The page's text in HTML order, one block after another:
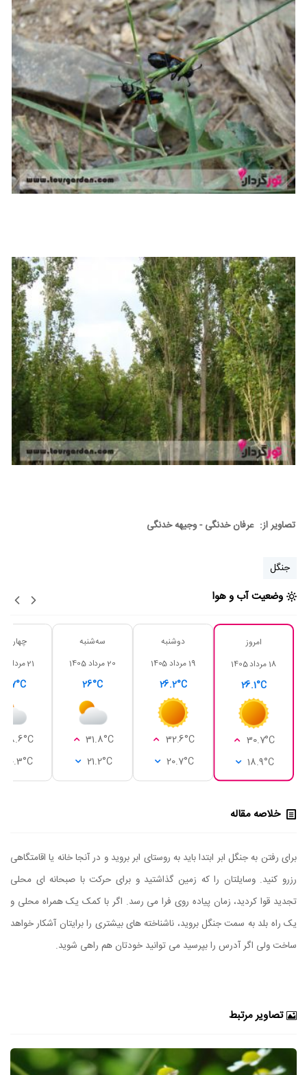
تصاویر از: عرفان خدنگی - وجیهه خدنگی
جنگل
وضعیت آب و هوا
امروز
18 مرداد 1405
26.1°C
30.7°C
18.9°C
دوشنبه
19 مرداد 1405
26.2°C
32.6°C
20.7°C
سه‌شنبه
20 مرداد 1405
26°C
31.8°C
21.2°C
21 مرداد 1405
28.6°C
20.3°C
خلاصه مقاله
برای رفتن به جنگل ابر ابتدا باید به روستای ابر بروید و در آنجا خانه یا اقامتگاهی
رزرو کنید. وسایلتان را که زمین گذاشتید و برای حرکت با صبحانه ای محلی
تجدید قوا کردید، زمان پیاده روی فرا می رسد. اگر با کمک یک همراه محلی و
یک راه بلد به سمت جنگل بروید، ناشناخته های بیشتری را برایتان آشکار خواهد
ساخت ولی اگر آدرس را بپرسید می توانید خودتان هم راهی شوید.
تصاویر مرتبط